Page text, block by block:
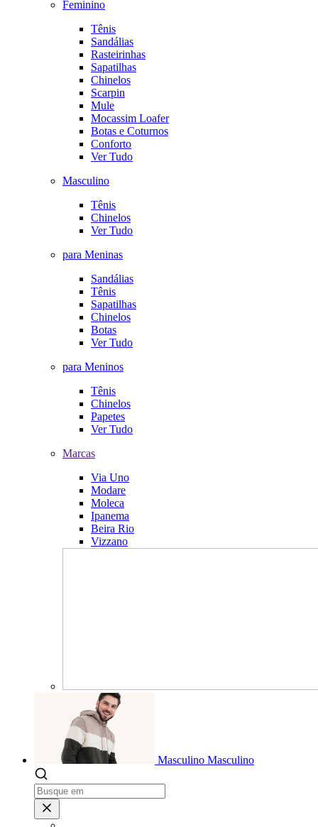
Feminino
Tênis
Sandálias
Rasteirinhas
Sapatilhas
Chinelos
Scarpin
Mule
Mocassim Loafer
Botas e Coturnos
Conforto
Ver Tudo
Masculino
Tênis
Chinelos
Ver Tudo
para Meninas
Sandálias
Tênis
Sapatilhas
Chinelos
Botas
Ver Tudo
para Meninos
Tênis
Chinelos
Papetes
Ver Tudo
Marcas
Via Uno
Modare
Moleca
Ipanema
Beira Rio
Vizzano
Masculino Masculino